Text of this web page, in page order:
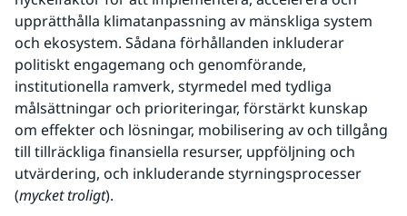
upprätthålla klimatanpassning av mänskliga system
och ekosystem. Sådana förhållanden inkluderar
politiskt engagemang och genomförande,
institutionella ramverk, styrmedel med tydliga
målsättningar och prioriteringar, förstärkt kunskap
om effekter och lösningar, mobilisering av och tillgång
till tillräckliga finansiella resurser, uppföljning och
utvärdering, och inkluderande styrningsprocesser
(mycket troligt).